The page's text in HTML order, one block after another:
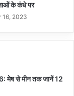
के कंधे पर
16, 2023
मेष से मीन तक जानें 12